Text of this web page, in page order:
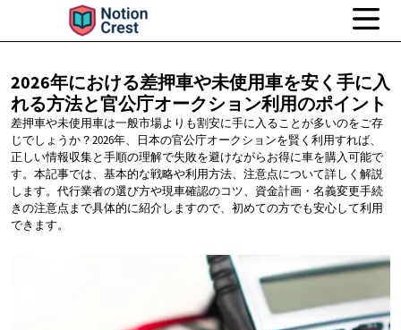
2026年における差押車や未使用車を安く手に入
れる方法と官公庁オークション利用のポイント
差押車や未使用車は一般市場よりも割安に手に入ることが多いのをご存
じでしょうか？2026年、日本の官公庁オークションを賢く利用すれば、
正しい情報収集と手順の理解で失敗を避けながらお得に車を購入可能で
す。本記事では、基本的な戦略や利用方法、注意点について詳しく解説
します。代行業者の選び方や現車確認のコツ、資金計画・名義変更手続
きの注意点まで具体的に紹介しますので、初めての方でも安心して利用
できます。